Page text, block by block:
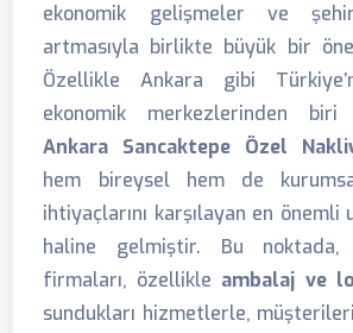
ekonomik gelişmeler ve
artmasıyla birlikte büyük bir
Özellikle Ankara gibi
ekonomik merkezlerinden
Ankara Sancaktepe Özel
hem bireysel hem de
ihtiyaçlarını karşılayan en
haline gelmiştir. Bu noktada,
firmaları, özellikle ambalaj ve
sundukları hizmetlerle,